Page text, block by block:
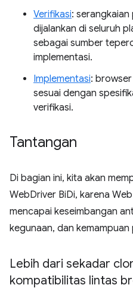
Verifikasi:
dijalankan di seluruh
sebagai sumber
implementasi.
Implementasi:
sesuai dengan
verifikasi.
Tantangan
Di bagian ini, kita akan
WebDriver BiDi, karena
mencapai keseimbangan
kegunaan, dan kemampuan
Lebih dari sekadar
kompatibilitas lintas